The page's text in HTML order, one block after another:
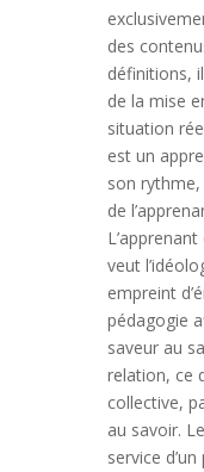
des
définitions,
de la mise
situation
est un
son
de
veut
empreint
pédagogie
saveur au
relation, ce
collective,
au savoir.
service